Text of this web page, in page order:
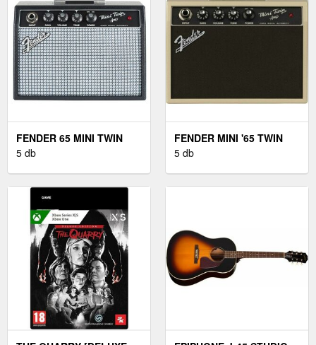
FENDER 65 MINI TWIN
AMP
5 db
FENDER MINI '65 TWIN
AMP
5 db